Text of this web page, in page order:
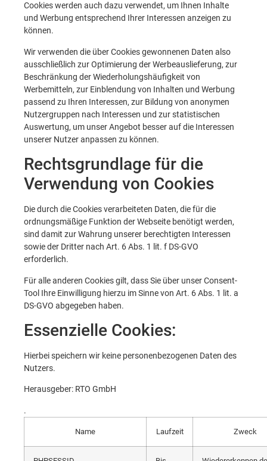
Cookies werden auch dazu verwendet, um Ihnen Inhalte
und Werbung entsprechend Ihrer Interessen anzeigen zu
können.
Wir verwenden die über Cookies gewonnenen Daten also
ausschließlich zur Optimierung der Werbeauslieferung, zur
Beschränkung der Wiederholungshäufigkeit von
Werbemitteln, zur Einblendung von Inhalten und Werbung
passend zu Ihren Interessen, zur Bildung von anonymen
Nutzergruppen nach Interessen und zur statistischen
Auswertung, um unser Angebot besser auf die Interessen
unserer Nutzer anpassen zu können.
Rechtsgrundlage für die
Verwendung von Cookies
Die durch die Cookies verarbeiteten Daten, die für die
ordnungsmäßige Funktion der Webseite benötigt werden,
sind damit zur Wahrung unserer berechtigten Interessen
sowie der Dritter nach Art. 6 Abs. 1 lit. f DS-GVO
erforderlich.
Für alle anderen Cookies gilt, dass Sie über unser Consent-
Tool Ihre Einwilligung hierzu im Sinne von Art. 6 Abs. 1 lit. a
DS-GVO abgegeben haben.
Essenzielle Cookies:
Hierbei speichern wir keine personenbezogenen Daten des
Nutzers.
Herausgeber: RTO GmbH
.
Name Laufzeit Zweck